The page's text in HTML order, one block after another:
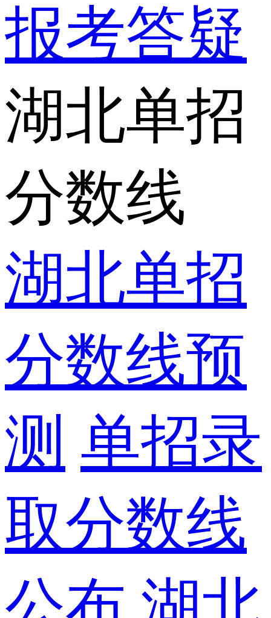
报考答疑
湖北单招
分数线
湖北单招
分数线预
测 单招录
取分数线